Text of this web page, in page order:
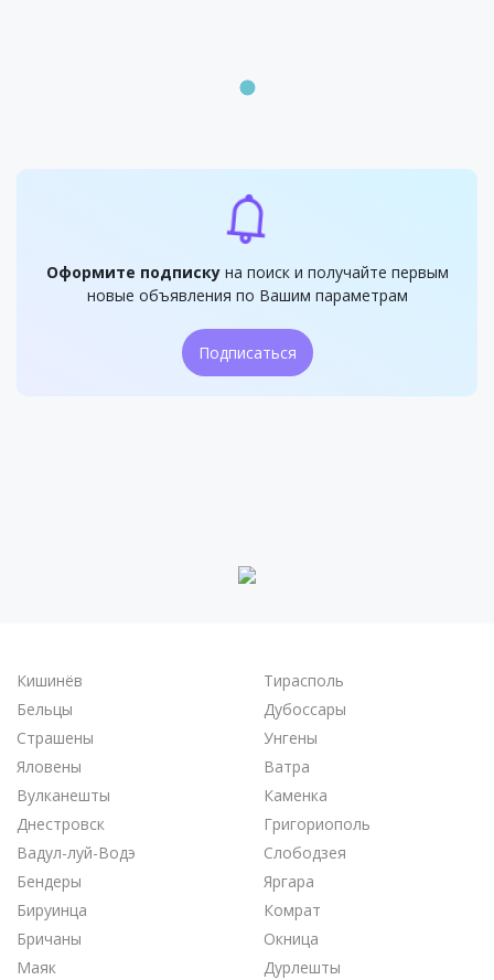
Оформите подпискуна поиск и получайте первым
новые объявления по Вашим параметрам
Подписаться
Кишинёв
Бельцы
Страшены
Яловены
Вулканешты
Днестровск
Вадул-луй-Водэ
Бендеры
Тирасполь
Дубоссары
Унгены
Ватра
Каменка
Григориополь
Слободзея
Яргара
Бируинца
Бричаны
Маяк
Комрат
Окница
Дурлешты